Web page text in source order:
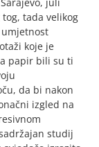
tada velikog
koje je
papir bili su ti
da bi nakon
izgled na
studij